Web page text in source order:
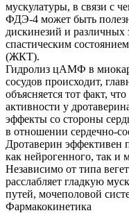
мускулатуры, в связи с
ФДЭ-4 может быть
дискинезий и
спастическим
(ЖКТ).
Гидролиз цАМФ в
сосудов происходит,
объясняется тот факт,
активности у
эффекты со стороны
в отношении сердечно-
Дротаверин эффективен
как нейрогенного, так
Независимо от типа
расслабляет гладкую
путей, мочеполовой
Фармакокинетика